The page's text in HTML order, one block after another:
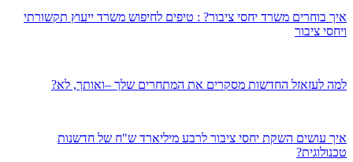
איך בוחרים משרד יחסי ציבור? : טיפים לחיפוש משרד ייעוץ תקשורתי
ויחסי ציבור
למה לעזאזל החדשות מסקרים את המתחרים שלך –ואותך, לא?
איך עושים השקת יחסי ציבור לרבע מיליארד ש"ח של חדשנות
טכנולוגית?